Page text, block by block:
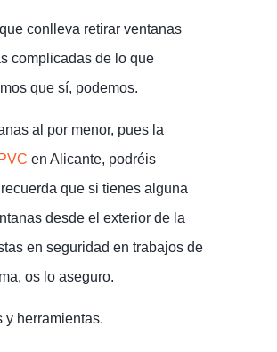
conlleva retirar ventanas
complicadas de lo que
que sí, podemos.
al por menor, pues la
en Alicante, podréis
que si tienes alguna
desde el exterior de la
en seguridad en trabajos de
os lo aseguro.
y herramientas.